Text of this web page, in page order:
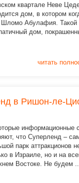
квартале Неве
дом, в котором
Абулафия. Такой
дом,
читать
в Ришон-ле-
информационные
что Суперленд –
парк аттракционов
в Израиле, но и на
Востоке. Не будем